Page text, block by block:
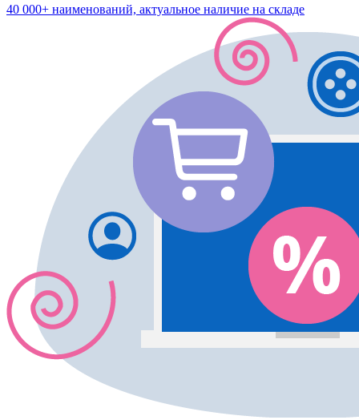
40 000+ наименований, актуальное наличие на складе